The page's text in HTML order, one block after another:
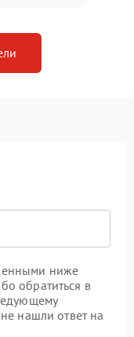
ниже
обратиться в
нашли ответ на